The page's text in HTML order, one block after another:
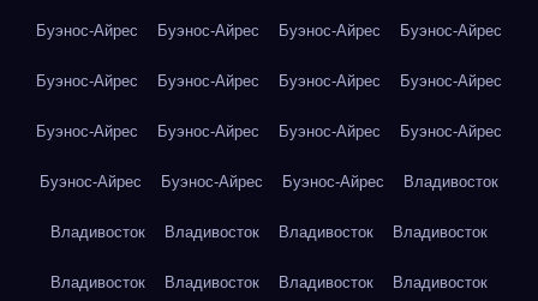
Буэнос-Айрес Буэнос-Айрес Буэнос-Айрес Буэнос-Айрес
Буэнос-Айрес Буэнос-Айрес Буэнос-Айрес Буэнос-Айрес
Буэнос-Айрес Буэнос-Айрес Буэнос-Айрес Буэнос-Айрес
Буэнос-Айрес Буэнос-Айрес Буэнос-Айрес Владивосток
Владивосток Владивосток Владивосток Владивосток
Владивосток Владивосток Владивосток Владивосток